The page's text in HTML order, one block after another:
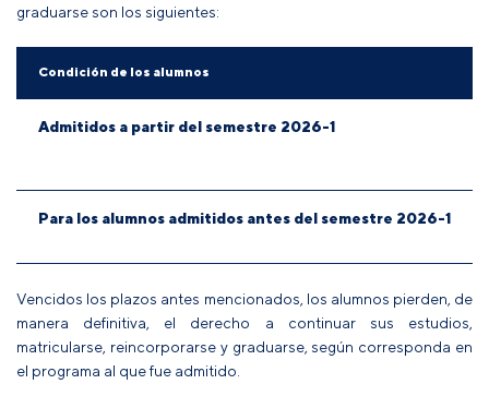
graduarse son los siguientes:
Condición de los alumnos
Admitidos a partir del semestre 2026-1
Para los alumnos admitidos antes del semestre 2026-1
Vencidos los plazos antes mencionados, los alumnos pierden, de
manera definitiva, el derecho a continuar sus estudios,
matricularse, reincorporarse y graduarse, según corresponda en
el programa al que fue admitido.